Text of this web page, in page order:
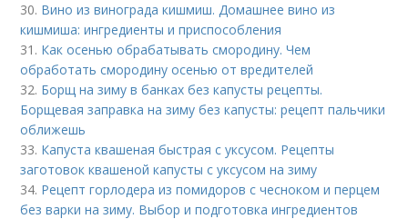
30. Вино из винограда кишмиш. Домашнее вино из
кишмиша: ингредиенты и приспособления
31. Как осенью обрабатывать смородину. Чем
обработать смородину осенью от вредителей
32. Борщ на зиму в банках без капусты рецепты.
Борщевая заправка на зиму без капусты: рецепт пальчики
оближешь
33. Капуста квашеная быстрая с уксусом. Рецепты
заготовок квашеной капусты с уксусом на зиму
34. Рецепт горлодера из помидоров с чесноком и перцем
без варки на зиму. Выбор и подготовка ингредиентов